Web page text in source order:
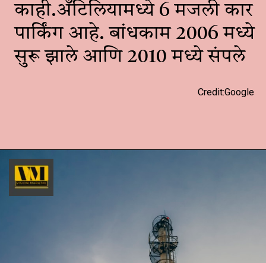
Credit:Google
काही.अँटिलियामध्ये 6 मजली कार
पार्किंग आहे. बांधकाम 2006 मध्ये
सुरू झाले आणि 2010 मध्ये संपले